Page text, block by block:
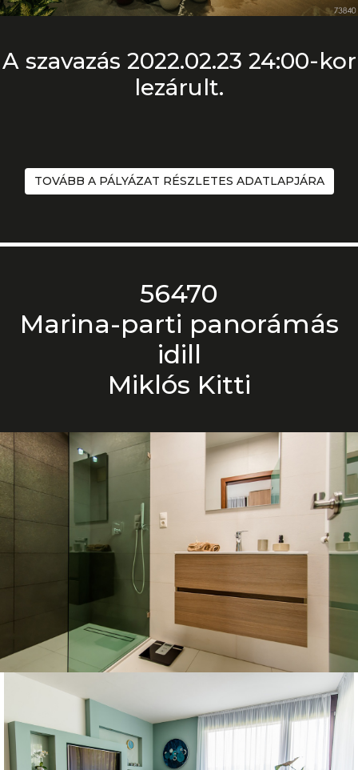
A szavazás 2022.02.23 24:00-kor
lezárult.
TOVÁBB A PÁLYÁZAT RÉSZLETES ADATLAPJÁRA
56470
Marina-parti panorámás
idill
Miklós Kitti